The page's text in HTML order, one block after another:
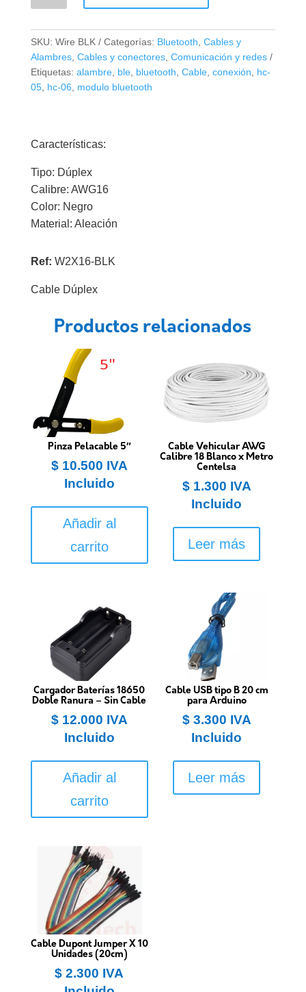
x
Metro
cantidad
SKU: Wire BLK Categorías: Bluetooth, Cables y
Alambres, Cables y conectores, Comunicación y redes
Etiquetas: alambre, ble, bluetooth, Cable, conexión, hc-
05, hc-06, modulo bluetooth
Características:
Tipo: Dúplex
Calibre: AWG16
Color: Negro
Material: Aleación
Ref: W2X16-BLK
Cable Dúplex
Productos relacionados
Pinza Pelacable 5″
$10.500 IVA
Incluido
Añadir al
carrito
Cable Vehicular AWG
Calibre 18 Blanco x Metro
Centelsa
$1.300 IVA
Incluido
Leer más
Cargador Baterías 18650
Doble Ranura – Sin Cable
$12.000 IVA
Incluido
Añadir al
carrito
Cable USB tipo B 20 cm
para Arduino
$3.300 IVA
Incluido
Leer más
Cable Dupont Jumper X 10
Unidades (20cm)
$ 2.300 IVA